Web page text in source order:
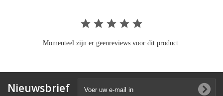
Momenteel zijn er geenreviews voor dit product.
Nieuwsbrief